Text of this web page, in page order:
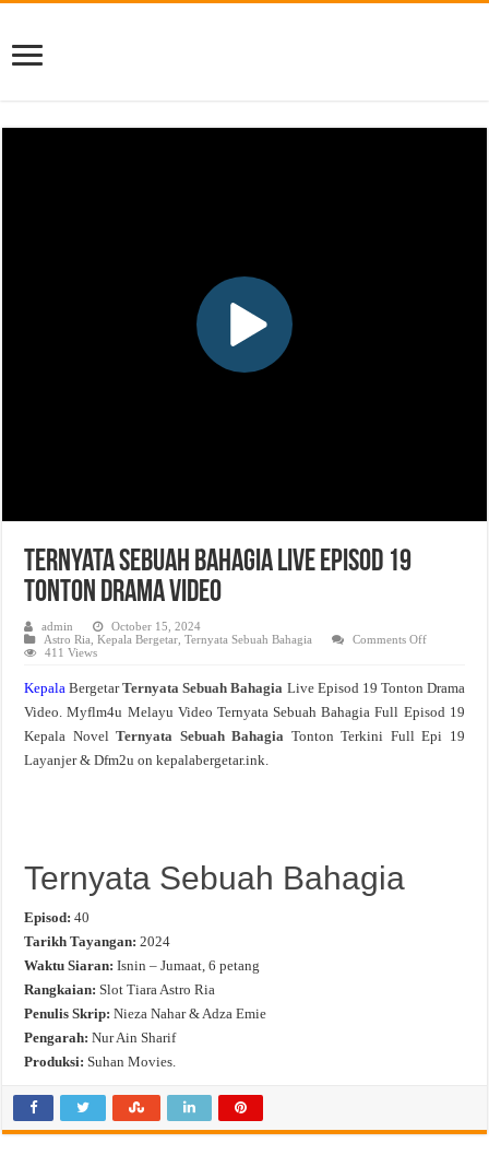
Ternyata Sebuah Bahagia Live Episod 19
Tonton Drama Video
admin
October 15, 2024
Astro Ria ,Kepala Bergetar ,Ternyata Sebuah Bahagia Comments Offon
Live
19
Tonton
Drama
411 Views
Kepala BergetarTernyata Sebuah Bahagia Live Episod 19 Tonton Drama
Video. Myflm4u Melayu Video Ternyata Sebuah Bahagia Full Episod 19
Kepala NovelTernyata Sebuah Bahagia Tonton Terkini Full Epi 19
Layanjer & Dfm2u on kepalabergetar.ink.
Ternyata Sebuah Bahagia
Episod: 40
Tarikh Tayangan: 2024
Waktu Siaran: Isnin – Jumaat, 6 petang
Rangkaian:Slot Tiara Astro Ria
Penulis Skrip: Nieza Nahar & Adza Emie
Pengarah: Nur Ain Sharif
Produksi: Suhan Movies.